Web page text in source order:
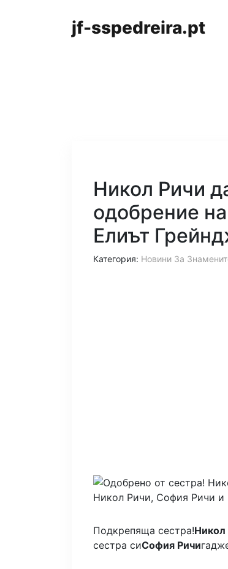
jf-sspedreira.pt
Никол Ричи
одобрение
Елиът
Категория: Новини За
Никол Ричи, София Ричи и
Подкрепяща сестра!Никол
сестра сиСофия Ричи